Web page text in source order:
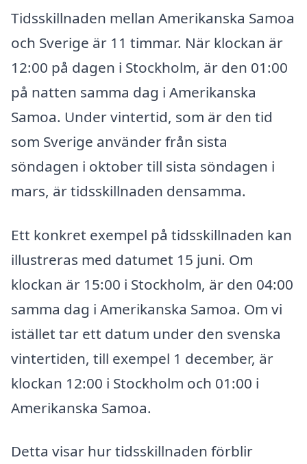
Tidsskillnaden mellan Amerikanska Samoa
och Sverige är 11 timmar. När klockan är
12:00 på dagen i Stockholm, är den 01:00
på natten samma dag i Amerikanska
Samoa. Under vintertid, som är den tid
som Sverige använder från sista
söndagen i oktober till sista söndagen i
mars, är tidsskillnaden densamma.
Ett konkret exempel på tidsskillnaden kan
illustreras med datumet 15 juni. Om
klockan är 15:00 i Stockholm, är den 04:00
samma dag i Amerikanska Samoa. Om vi
istället tar ett datum under den svenska
vintertiden, till exempel 1 december, är
klockan 12:00 i Stockholm och 01:00 i
Amerikanska Samoa.
Detta visar hur tidsskillnaden förblir